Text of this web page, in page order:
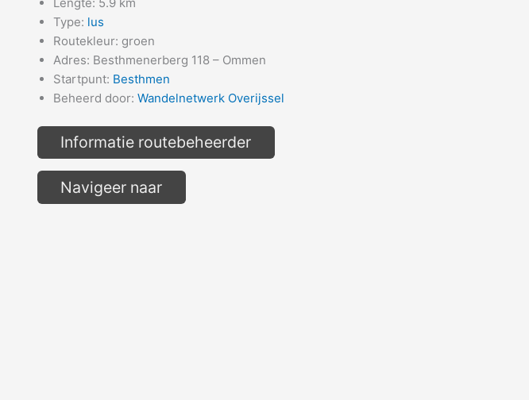
Type: lus
Routekleur: groen
Adres: Besthmenerberg 118 – Ommen
Startpunt: Besthmen
Beheerd door: Wandelnetwerk Overijssel
Informatie routebeheerder
Navigeer naar